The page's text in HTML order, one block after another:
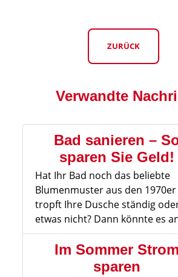
ZURÜCK
Verwandte
Bad sanieren –
sparen Sie Geld!
Hat Ihr Bad noch das beliebte
Blumenmuster aus den 1970er
tropft Ihre Dusche ständig
etwas nicht? Dann könnte es
Im Sommer Strom
sparen